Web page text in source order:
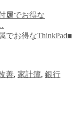
でお得なThinkPad■
善, 家計簿, 銀行